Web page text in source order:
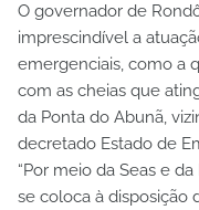
O governador de
imprescindível a
emergenciais, como a
com as cheias que
da Ponta do Abunã,
decretado Estado de
“Por meio da Seas e
se coloca à disposição